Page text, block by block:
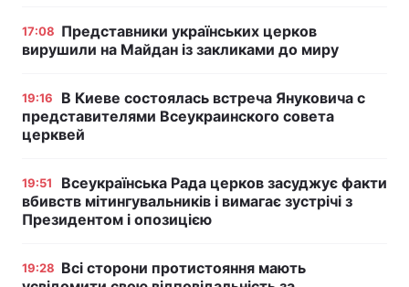
17:08 Представники українських церков
вирушили на Майдан із закликами до миру
19:16
В Киеве состоялась встреча Януковича с
представителями Всеукраинского совета
церквей
19:51
Всеукраїнська Рада церков засуджує факти
вбивств мітингувальників і вимагає зустрічі з
Президентом і опозицією
19:28 Всі сторони протистояння мають